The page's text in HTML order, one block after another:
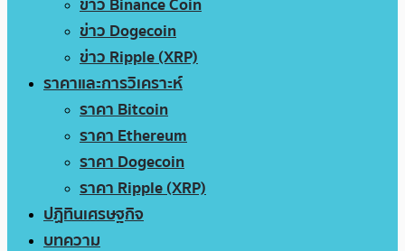
ข่าว Dogecoin
ข่าว Ripple (XRP)
ราคาและการวิเคราะห์
ราคา Bitcoin
ราคา Ethereum
ราคา Dogecoin
ราคา Ripple (XRP)
ปฏิทินเศรษฐกิจ
บทความ